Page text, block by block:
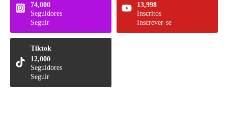
74,000
Seguidores
Seguir
13,998
Inscritos
Inscrever-se
Tiktok
12,000
Seguidores
Seguir